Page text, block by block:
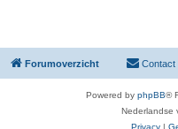
Forumoverzicht Contact
Powered by phpBB®
Nederlandse
Privacy |